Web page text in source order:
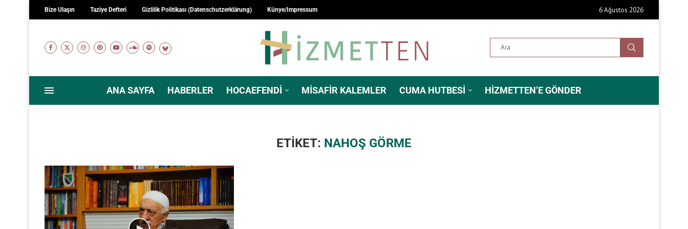
Bize Ulaşın Taziye Defteri Gizlilik Politikası (Datenschutzerklärung) Künye/Impressum 6 Ağustos 2026
ANA SAYFA HABERLER HOCAEFENDI MISAFIR KALEMLER CUMA HUTBESI HIZMETTEN’E GÖNDER
ETIKET: NAHOŞ GÖRME